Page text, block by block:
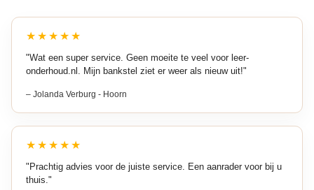
★★★★★
"Wat een super service. Geen moeite te veel voor leer-
onderhoud.nl. Mijn bankstel ziet er weer als nieuw uit!"
– Jolanda Verburg - Hoorn
★★★★★
"Prachtig advies voor de juiste service. Een aanrader voor bij u
thuis."